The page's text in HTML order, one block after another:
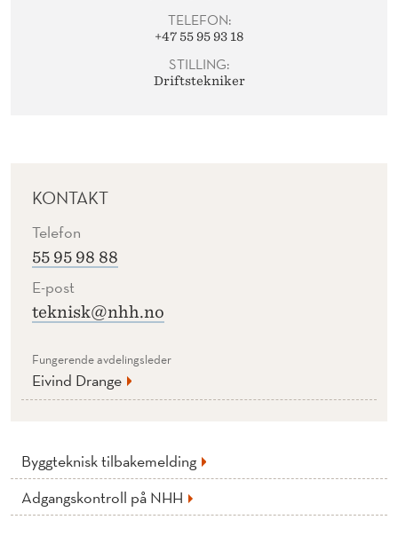
TELEFON:
+47 55 95 93 18
STILLING:
Driftstekniker
KONTAKT
Telefon
55 95 98 88
E-post
teknisk@nhh.no
Fungerende avdelingsleder
Eivind Drange
Byggteknisk tilbakemelding
Adgangskontroll på NHH